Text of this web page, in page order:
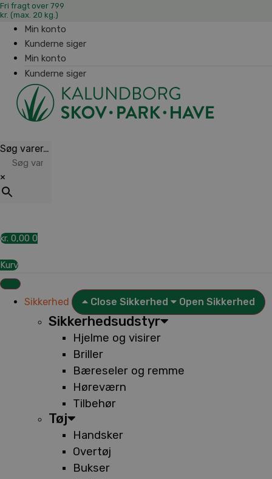
Fri fragt over 799
kr. (max. 20 kg.)
Min konto
Kunderne siger
Min konto
Kunderne siger
Søg varer…
×
kr. 0,00 0
Kurv
Sikkerhed Close Sikkerhed Open Sikkerhed
Sikkerhedsudstyr
Hjelme og visirer
Briller
Bæreseler og remme
Høreværn
Tilbehør
Tøj
Handsker
Overtøj
Bukser